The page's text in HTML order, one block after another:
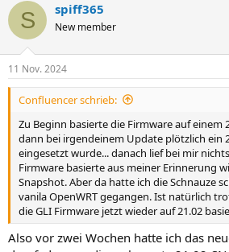
S spiff365
New member
11 Nov. 2024
Confluencer schrieb:
Zu Beginn basierte die Firmware auf einem
dann bei irgendeinem Update plötzlich ein
eingesetzt wurde... danach lief bei mir
Firmware basierte aus meiner Erinnerung
Snapshot. Aber da hatte ich die Schnauze
vanila OpenWRT gegangen. Ist natürlich
die GLI Firmware jetzt wieder auf 21.02
Also vor zwei Wochen hatte ich das